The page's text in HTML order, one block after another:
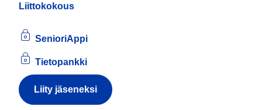
Liittokokous
SenioriAppi
Tietopankki
Liity jäseneksi